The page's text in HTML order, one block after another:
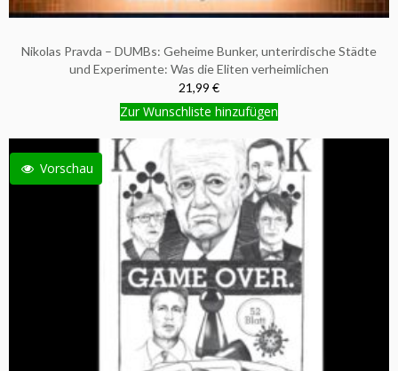
Nikolas Pravda – DUMBs: Geheime Bunker, unterirdische Städte
und Experimente: Was die Eliten verheimlichen
21,99 €
Zur Wunschliste hinzufügen
Vorschau